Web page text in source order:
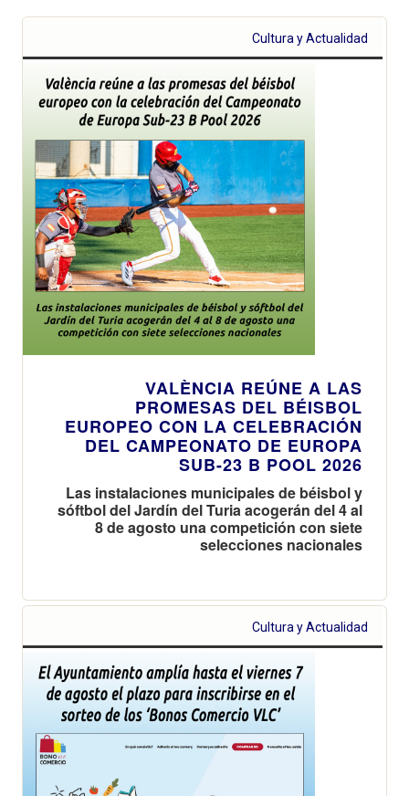
Cultura y Actualidad
VALÈNCIA REÚNE A LAS
PROMESAS DEL BÉISBOL
EUROPEO CON LA CELEBRACIÓN
DEL CAMPEONATO DE EUROPA
SUB-23 B POOL 2026
Las instalaciones municipales de béisbol y
sóftbol del Jardín del Turia acogerán del 4 al
8 de agosto una competición con siete
selecciones nacionales
Cultura y Actualidad